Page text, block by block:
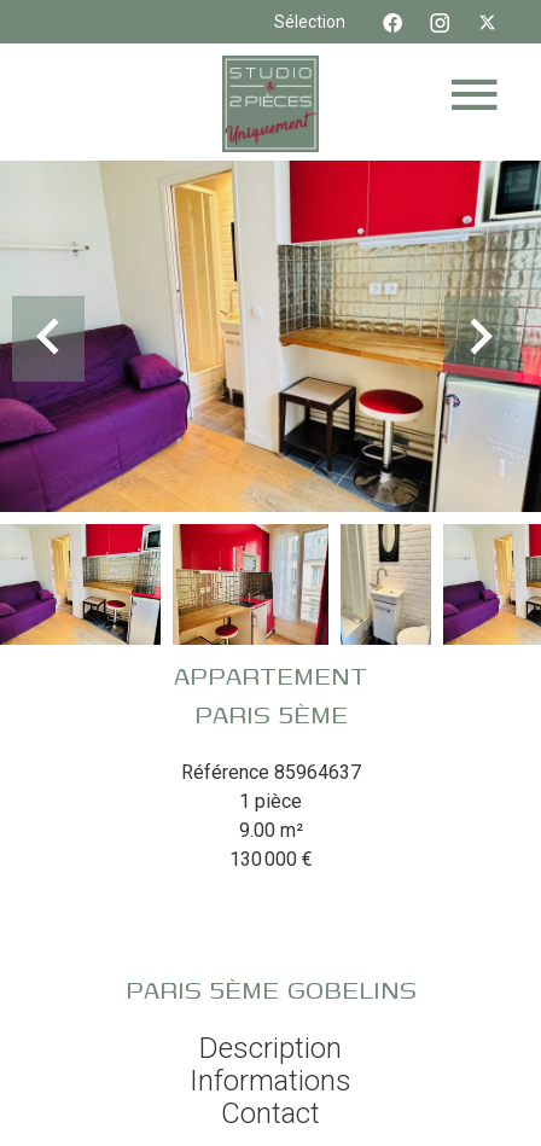
Sélection
APPARTEMENT
PARIS 5ÈME
Référence 85964637
1 pièce
9.00m²
130 000 €
PARIS 5ÈME GOBELINS
Description
Informations
Contact